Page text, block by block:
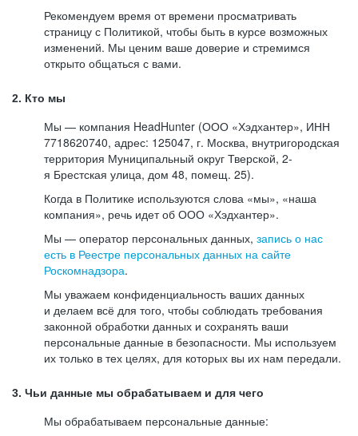
Рекомендуем время от времени просматривать
страницу с Политикой, чтобы быть в курсе возможных
изменений. Мы ценим ваше доверие и стремимся
открыто общаться с вами.
2. Кто мы
Мы — компания HeadHunter (ООО «Хэдхантер», ИНН
7718620740, адрес: 125047, г. Москва, внутригородская
территория Муниципальный округ Тверской, 2-
я Брестская улица, дом 48, помещ. 25).
Когда в Политике используются слова «мы», «наша
компания», речь идет об ООО «Хэдхантер».
Мы — оператор персональных данных, запись о нас
есть в Реестре персональных данных на сайте
Роскомнадзора.
Мы уважаем конфиденциальность ваших данных
и делаем всё для того, чтобы соблюдать требования
законной обработки данных и сохранять ваши
персональные данные в безопасности. Мы используем
их только в тех целях, для которых вы их нам передали.
3. Чьи данные мы обрабатываем и для чего
Мы обрабатываем персональные данные: